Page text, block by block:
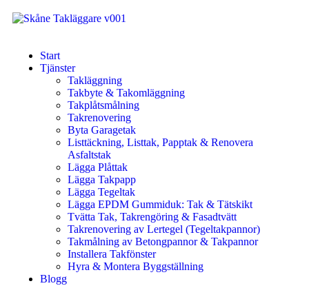
Start
Tjänster
Takläggning
Takbyte & Takomläggning
Takplåtsmålning
Takrenovering
Byta Garagetak
Listtäckning, Listtak, Papptak & Renovera
Asfaltstak
Lägga Plåttak
Lägga Takpapp
Lägga Tegeltak
Lägga EPDM Gummiduk: Tak & Tätskikt
Tvätta Tak, Takrengöring & Fasadtvätt
Takrenovering av Lertegel (Tegeltakpannor)
Takmålning av Betongpannor & Takpannor
Installera Takfönster
Hyra & Montera Byggställning
Blogg